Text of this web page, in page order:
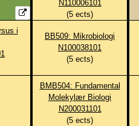
N110006101
(5 ects)
i
BB509: Mikrobiologi
N100038101
(5 ects)
BMB504: Fundamental
Molekylær Biologi
N200031101
(5 ects)